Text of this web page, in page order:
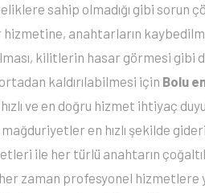
sahip olmadığı gibi sorun
anahtarların
kilitlerin hasar görmesi gibi
kaldırılabilmesi için Bolu
ve en doğru hizmet ihtiyaç
mağduriyetler en hızlı şekilde
ile her türlü anahtarın
zaman profesyonel